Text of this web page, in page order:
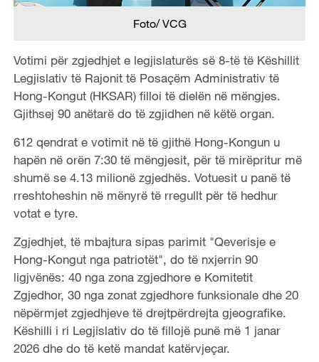
Foto/ VCG
Votimi për zgjedhjet e legjislaturës së 8-të të Këshillit
Legjislativ të Rajonit të Posaçëm Administrativ të
Hong-Kongut (HKSAR) filloi të dielën në mëngjes.
Gjithsej 90 anëtarë do të zgjidhen në këtë organ.
612 qendrat e votimit në të gjithë Hong-Kongun u
hapën në orën 7:30 të mëngjesit, për të mirëpritur më
shumë se 4.13 milionë zgjedhës. Votuesit u panë të
rreshtoheshin në mënyrë të rregullt për të hedhur
votat e tyre.
Zgjedhjet, të mbajtura sipas parimit "Qeverisje e
Hong-Kongut nga patriotët", do të nxjerrin 90
ligjvënës: 40 nga zona zgjedhore e Komitetit
Zgjedhor, 30 nga zonat zgjedhore funksionale dhe 20
nëpërmjet zgjedhjeve të drejtpërdrejta gjeografike.
Këshilli i ri Legjislativ do të fillojë punë më 1 janar
2026 dhe do të ketë mandat katërvjeçar.